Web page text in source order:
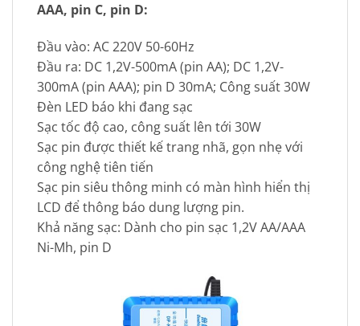
AAA, pin C, pin D:
Đầu vào: AC 220V 50-60Hz
Đầu ra: DC 1,2V-500mA (pin AA); DC 1,2V-
300mA (pin AAA); pin D 30mA; Công suất 30W
Đèn LED báo khi đang sạc
Sạc tốc độ cao, công suất lên tới 30W
Sạc pin được thiết kế trang nhã, gọn nhẹ với
công nghệ tiên tiến
Sạc pin siêu thông minh có màn hình hiển thị
LCD để thông báo dung lượng pin.
Khả năng sạc: Dành cho pin sạc 1,2V AA/AAA
Ni-Mh, pin D